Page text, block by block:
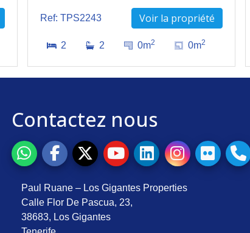
Ref: TPS2243 Voir la propriété
2 2 0m2 0m2
Contactez nous
Paul Ruane – Los Gigantes Properties
Calle Flor De Pascua, 23,
38683, Los Gigantes